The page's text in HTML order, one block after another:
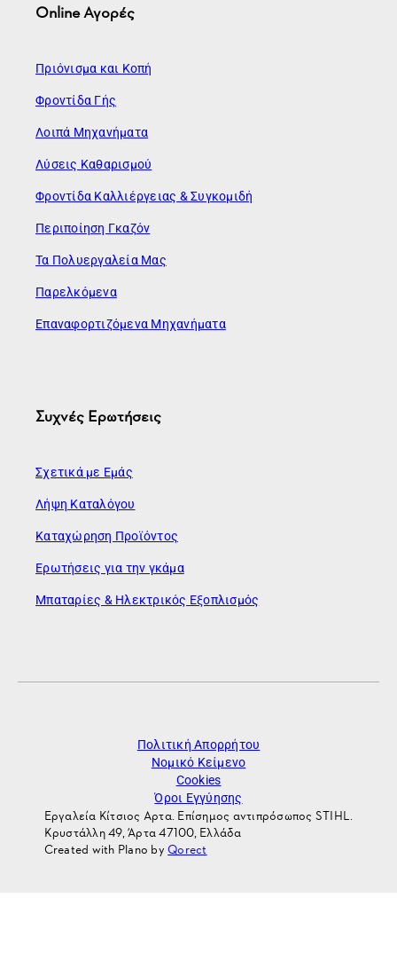
Online Αγορές
Πριόνισμα και Κοπή
Φροντίδα Γής
Λοιπά Μηχανήματα
Λύσεις Καθαρισμού
Φροντίδα Καλλιέργειας & Συγκομιδή
Περιποίηση Γκαζόν
Τα Πολυεργαλεία Μας
Παρελκόμενα
Επαναφορτιζόμενα Μηχανήματα
Συχνές Ερωτήσεις
Σχετικά με Εμάς
Λήψη Καταλόγου
Καταχώρηση Προϊόντος
Ερωτήσεις για την γκάμα
Μπαταρίες & Ηλεκτρικός Εξοπλισμός
Πολιτική Απορρήτου
Νομικό Κείμενο
Cookies
Όροι Εγγύησης
Εργαλεία Κίτσιος Αρτα. Επίσημος αντιπρόσωπος STIHL.
Κρυστάλλη 49, Άρτα 47100, Ελλάδα
Created with Plano byQorect